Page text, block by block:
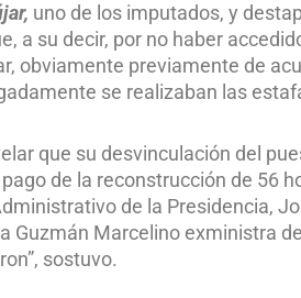
uno de los imputados, y
a su decir, por no haber
obviamente previamente de
se realizaban las
que su desvinculación del
de la reconstrucción de 56
de la Presidencia,
Guzmán Marcelino exministra
sostuvo.